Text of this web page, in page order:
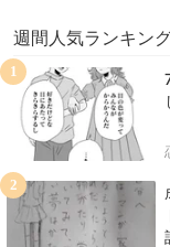
週間人気ランキン
1
2